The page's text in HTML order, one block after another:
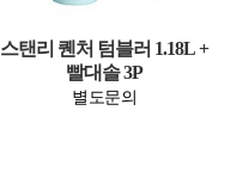
스탠리 퀜처 텀블러 1.18L +
빨대솔 3P
별도문의